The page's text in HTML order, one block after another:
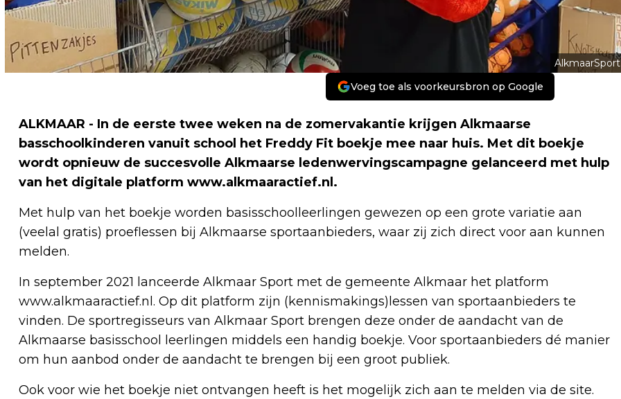
AlkmaarSport
Voeg toe als voorkeursbron op Google
ALKMAAR - In de eerste twee weken na de zomervakantie krijgen Alkmaarse
basschoolkinderen vanuit school het Freddy Fit boekje mee naar huis. Met dit boekje
wordt opnieuw de succesvolle Alkmaarse ledenwervingscampagne gelanceerd met hulp
van het digitale platform www.alkmaaractief.nl.
Met hulp van het boekje worden basisschoolleerlingen gewezen op een grote variatie aan
(veelal gratis) proeflessen bij Alkmaarse sportaanbieders, waar zij zich direct voor aan kunnen
melden.
In september 2021 lanceerde Alkmaar Sport met de gemeente Alkmaar het platform
www.alkmaaractief.nl. Op dit platform zijn (kennismakings)lessen van sportaanbieders te
vinden. De sportregisseurs van Alkmaar Sport brengen deze onder de aandacht van de
Alkmaarse basisschool leerlingen middels een handig boekje. Voor sportaanbieders dé manier
om hun aanbod onder de aandacht te brengen bij een groot publiek.
Ook voor wie het boekje niet ontvangen heeft is het mogelijk zich aan te melden via de site.